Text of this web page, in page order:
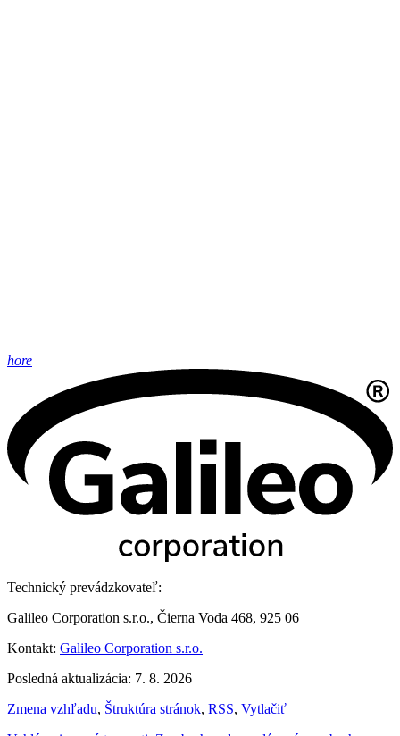
hore
Technický prevádzkovateľ:
Galileo Corporation s.r.o., Čierna Voda 468, 925 06
Kontakt: Galileo Corporation s.r.o.
Posledná aktualizácia: 7. 8. 2026
Zmena vzhľadu, Štruktúra stránok, RSS, Vytlačiť